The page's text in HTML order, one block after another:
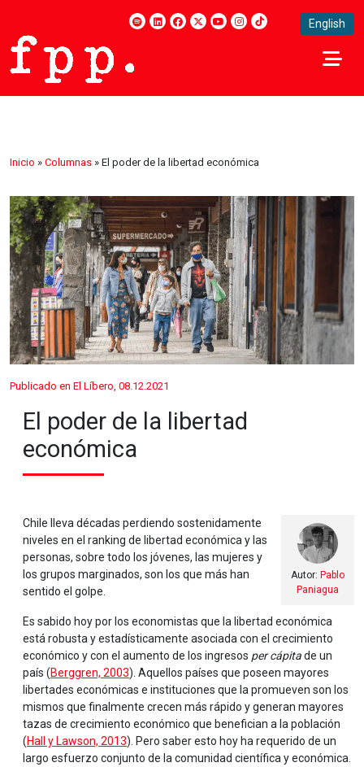
English
Inicio » Columnas » El poder de la libertad económica
Publicado en El Líbero, 08.12.2021
El poder de la libertad
económica
Autor: Pablo
Paniagua
Chile lleva décadas perdiendo sostenidamente
niveles en el ranking de libertad económica y las
personas, sobre todo los jóvenes, las mujeres y
los grupos marginados, son los que más han
sentido el golpe.
Es sabido hoy por los economistas que la libertad económica
está robusta y estadísticamente asociada con el crecimiento
económico y con el aumento de los ingresos per cápitade un
país (Berggren, 2003). Aquellos países que poseen mayores
libertades económicas e instituciones que la promueven son los
mismos que finalmente crecen más rápido y generan mayores
tazas de crecimiento económico que benefician a la población
(Hall y Lawson, 2013). Pero saber esto hoy ha requerido de un
largo esfuerzo conjunto de la comunidad científica y económica.